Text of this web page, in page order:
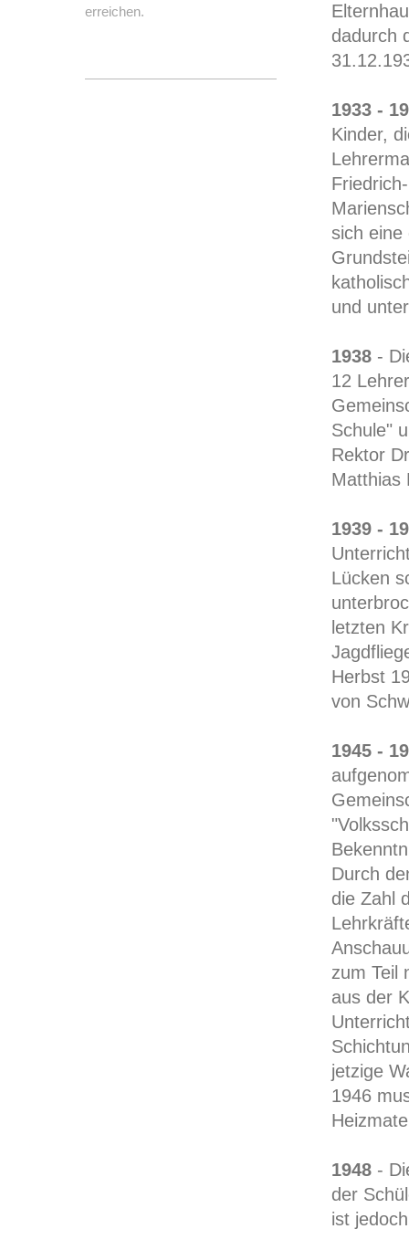
dadurch
1933 -
Kinder,
sich eine
und
1938 -
12
Schule"
Rektor
Matthias
1939 -
Lücken
letzten
Herbst
von
1945 -
Durch
die Zahl
zum Teil
aus der
jetzige
1946
1948 -
der
ist
erreichen.